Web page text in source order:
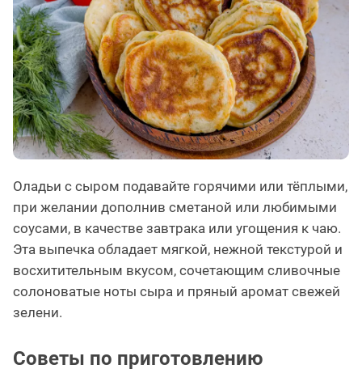
Оладьи с сыром подавайте горячими или тёплыми,
при желании дополнив сметаной или любимыми
соусами, в качестве завтрака или угощения к чаю.
Эта выпечка обладает мягкой, нежной текстурой и
восхитительным вкусом, сочетающим сливочные
солоноватые ноты сыра и пряный аромат свежей
зелени.
Советы по приготовлению